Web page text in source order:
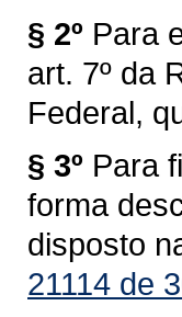
§ 2º Para
art. 7º da
Federal,
§ 3º Para
forma
disposto
21114 de